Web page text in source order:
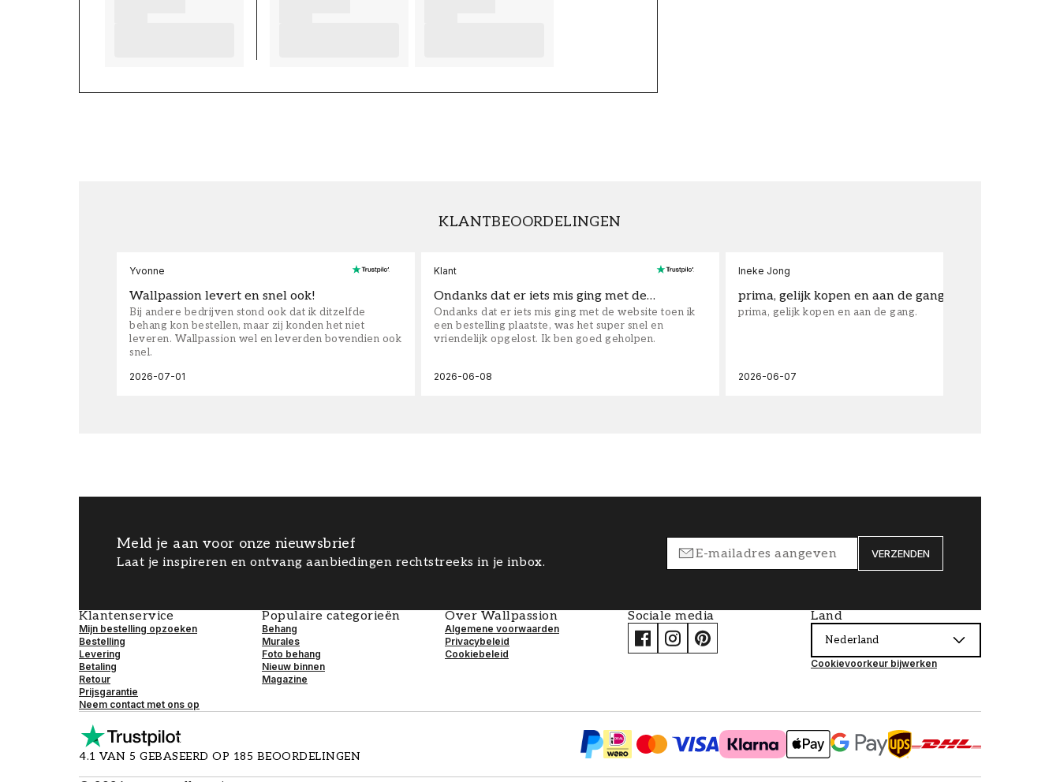
KLANTBEOORDELINGEN
Yvonne
Wallpassion levert en snel ook!
Bij andere bedrijven stond ook dat ik ditzelfde
behang kon bestellen, maar zij konden het niet
leveren. Wallpassion wel en leverden bovendien ook
snel.
2026-07-01
Klant
Ondanks dat er iets mis ging met de…
Ondanks dat er iets mis ging met de website toen ik
een bestelling plaatste, was het super snel en
vriendelijk opgelost. Ik ben goed geholpen.
2026-06-08
Ineke Jong
prima, gelijk kopen en aan de gang.
prima, gelijk kopen en aan de gang.
2026-06-07
Meld je aan voor onze nieuwsbrief
Laat je inspireren en ontvang aanbiedingen rechtstreeks in je inbox.
VERZENDEN
Klantenservice
Mijn bestelling opzoeken
Bestelling
Levering
Betaling
Retour
Prijsgarantie
Neem contact met ons op
Populaire categorieën
Behang
Murales
Foto behang
Nieuw binnen
Magazine
Over Wallpassion
Algemene voorwaarden
Privacybeleid
Cookiebeleid
Sociale media Land
Nederland
Cookievoorkeur bijwerken
4.1 VAN 5 GEBASEERD OP 185 BEOORDELINGEN